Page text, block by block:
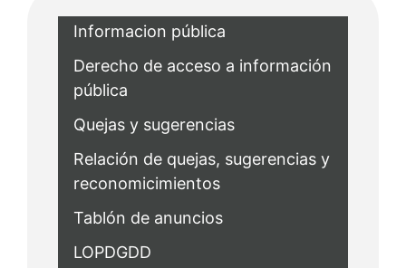
Informacion pública
Derecho de acceso a información
pública
Quejas y sugerencias
Relación de quejas, sugerencias y
reconomicimientos
Tablón de anuncios
LOPDGDD